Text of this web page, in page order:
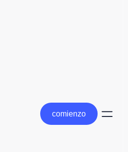
comienzo
comienzo